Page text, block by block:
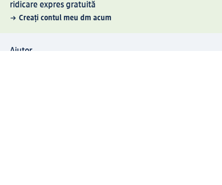
ridicare expres gratuită
Creați contul meu dm acum
Ajutor